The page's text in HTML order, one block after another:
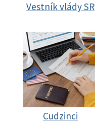
Vestník vlády SR
Cudzinci